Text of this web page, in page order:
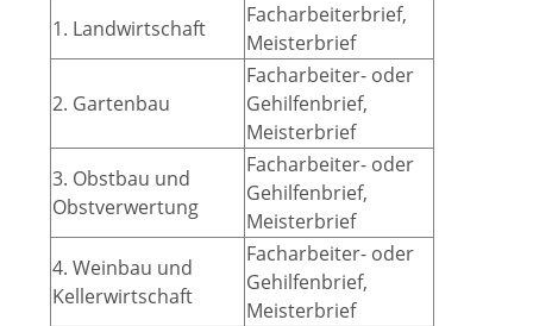
1. Landwirtschaft
Facharbeiterbrief,
Meisterbrief
2. Gartenbau
Facharbeiter- oder
Gehilfenbrief,
Meisterbrief
3. Obstbau und
Obstverwertung
Facharbeiter- oder
Gehilfenbrief,
Meisterbrief
4. Weinbau und
Kellerwirtschaft
Facharbeiter- oder
Gehilfenbrief,
Meisterbrief